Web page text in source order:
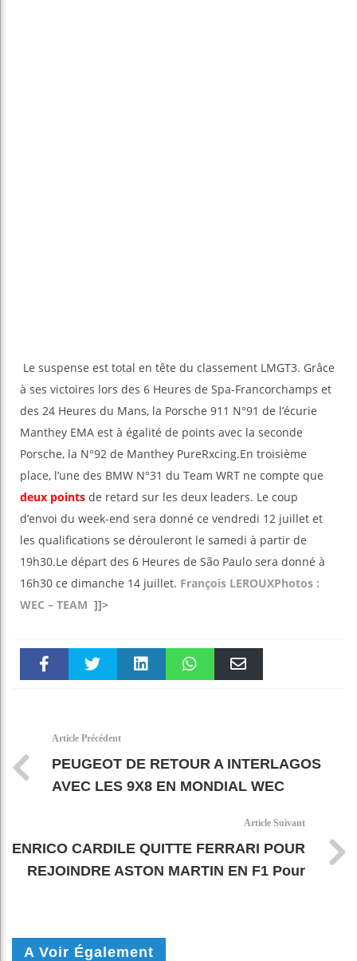
Le suspense est total en tête du classement LMGT3. Grâce
à ses victoires lors des 6 Heures de Spa-Francorchamps et
des 24 Heures du Mans, la Porsche 911 N°91 de l’écurie
Manthey EMA est à égalité de points avec la seconde
Porsche, la N°92 de Manthey PureRxcing.En troisième
place, l’une des BMW N°31 du Team WRT ne compte que
deux points de retard sur les deux leaders. Le coup
d’envoi du week-end sera donné ce vendredi 12 juillet et
les qualifications se dérouleront le samedi à partir de
19h30.Le départ des 6 Heures de São Paulo sera donné à
16h30 ce dimanche 14 juillet. François LEROUXPhotos :
WEC – TEAM ]]>
Article Précédent
PEUGEOT DE RETOUR A INTERLAGOS
AVEC LES 9X8 EN MONDIAL WEC
Article Suivant
ENRICO CARDILE QUITTE FERRARI POUR
REJOINDRE ASTON MARTIN EN F1 Pour
A Voir Également